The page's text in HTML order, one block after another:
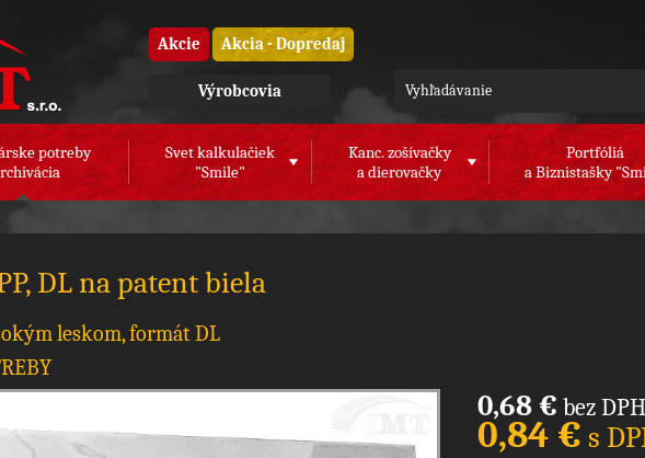
Akcie Akcia - Dopredaj
Výrobcovia
potreby
Svet kalkulačiek
"Smile"
Kanc. zošívačky
a dierovačky
Portfóliá
a Biznistašky
DL na patent biela
leskom, formát DL
0,68 € bez DPH
0,84 € s